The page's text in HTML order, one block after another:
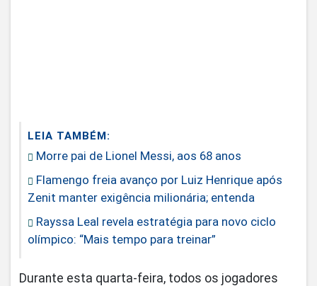
LEIA TAMBÉM:
Morre pai de Lionel Messi, aos 68 anos
Flamengo freia avanço por Luiz Henrique após
Zenit manter exigência milionária; entenda
Rayssa Leal revela estratégia para novo ciclo
olímpico: “Mais tempo para treinar”
Durante esta quarta-feira, todos os jogadores